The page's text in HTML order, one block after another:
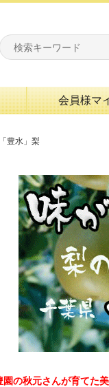
会員様マ
豊水」梨
園の秋元さんが育てた